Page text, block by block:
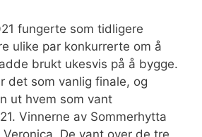
fungerte som tidligere
ulike par konkurrerte om å
brukt ukesvis på å bygge.
det som vanlig finale, og
ut hvem som vant
Vinnerne av Sommerhytta
De vant over de tre